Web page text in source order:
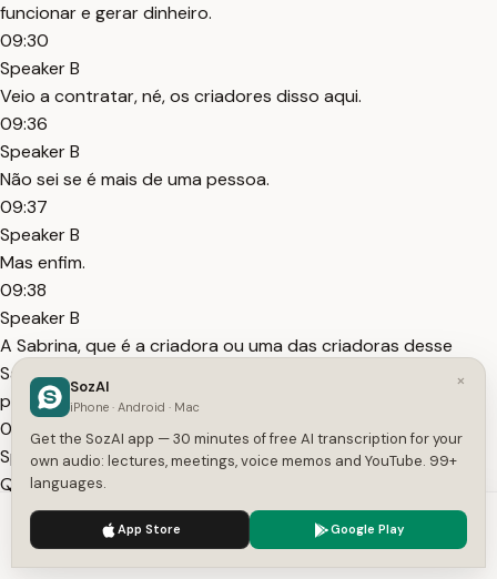
funcionar e gerar dinheiro.
09:30
Speaker B
Veio a contratar, né, os criadores disso aqui.
09:36
Speaker B
Não sei se é mais de uma pessoa.
09:37
Speaker B
Mas enfim.
09:38
Speaker B
A Sabrina, que é a criadora ou uma das criadoras desse
SaaS, veio a montar uma equipe de desenvolvimento para
prosseguir na, na evolução desse SaaS.
09:48
Speaker B
Que não teria sido feito caso Lovable não existisse.
09:53
Speaker B
A IA viabilizou projetos que não eram viáveis.
We use cookies to enhance your experience.
×
SozAI
iPhone · Android · Mac
Get the SozAI app — 30 minutes of free AI transcription for your
own audio: lectures, meetings, voice memos and YouTube. 99+
languages.
App Store Google Play